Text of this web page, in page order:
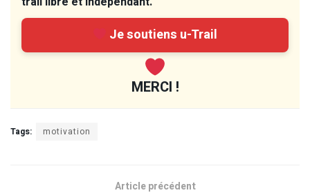
Je soutiens u-Trail
MERCI !
Tags: motivation
Article précédent